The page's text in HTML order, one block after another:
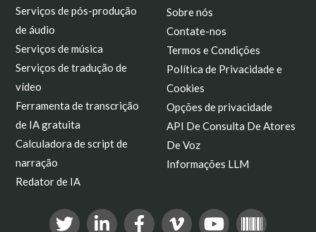
Serviços de pós-produção
de áudio
Serviços de música
Serviços de tradução de
vídeo
Ferramenta de transcrição
de IA gratuita
Calculadora de script de
narração
Redator de IA
Sobre nós
Contate-nos
Termos e Condições
Política de Privacidade e
Cookies
Opções de privacidade
API De Consulta De Atores
De Voz
Informações LLM